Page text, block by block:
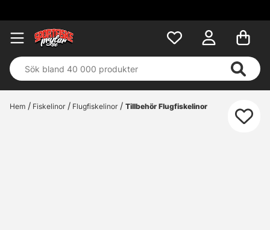
Hem Fiskelinor Flugfiskelinor Tillbehör Flugfiskelinor